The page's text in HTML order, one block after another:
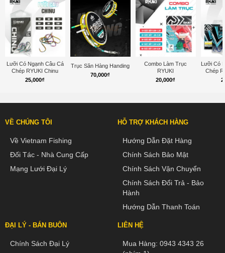
Lưỡi Có Ngạnh Câu Cá
Chép RYUKI Chinu
25,000₫
Trục Săn Hàng Handing
70,000₫
Combo Làm Trục
RYUKI
20,000₫
Lưỡi Có
Chép
VỀ CHÚNG TÔI
Về Vietnam Fishing
Đối Tác - Nhà Cung Cấp
Mạng Lưới Đại Lý
HỖ TRỢ KHÁCH HÀNG
Hướng Dẫn Đặt Hàng
Chính Sách Bảo Mật
Chính Sách Vận Chuyển
Chính Sách Đổi Trả - Bảo
Hành
Hướng Dẫn Thanh Toán
ĐẠI LÝ - BÁN BUÔN
Chính Sách Đại Lý
LIÊN HỆ
Mua Hàng: 0943 4343 26